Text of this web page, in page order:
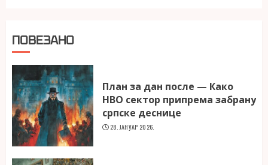
ПОВЕЗАНО
План за дан после — Како
НВО сектор припрема забрану
српске деснице
28. ЈАНУАР 2026.